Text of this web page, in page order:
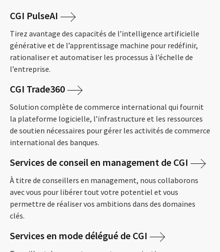
CGI PulseAI
Tirez avantage des capacités de l’intelligence artificielle
générative et de l’apprentissage machine pour redéfinir,
rationaliser et automatiser les processus à l’échelle de
l’entreprise.
CGI Trade360
Solution complète de commerce international qui fournit
la plateforme logicielle, l’infrastructure et les ressources
de soutien nécessaires pour gérer les activités de commerce
international des banques.
Services de conseil en management de CGI
À titre de conseillers en management, nous collaborons
avec vous pour libérer tout votre potentiel et vous
permettre de réaliser vos ambitions dans des domaines
clés.
Services en mode délégué de CGI